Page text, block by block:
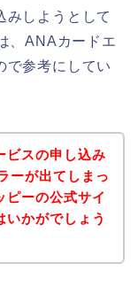
みしようとして
、ANAカードエ
で参考にしてい
ビスの申し込み
ーが出てしまっ
ピーの公式サイ
いかがでしょう